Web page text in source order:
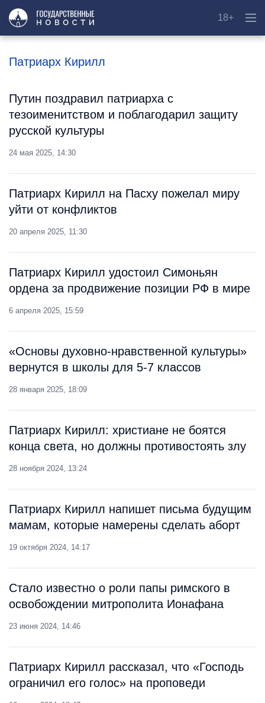
18+
Патриарх Кирилл
Путин поздравил патриарха с
тезоименитством и поблагодарил защиту
русской культуры
24 мая 2025, 14:30
Патриарх Кирилл на Пасху пожелал миру
уйти от конфликтов
20 апреля 2025, 11:30
Патриарх Кирилл удостоил Симоньян
ордена за продвижение позиции РФ в мире
6 апреля 2025, 15:59
«Основы духовно-нравственной культуры»
вернутся в школы для 5-7 классов
28 января 2025, 18:09
Патриарх Кирилл: христиане не боятся
конца света, но должны противостоять злу
28 ноября 2024, 13:24
Патриарх Кирилл напишет письма будущим
мамам, которые намерены сделать аборт
19 октября 2024, 14:17
Стало известно о роли папы римского в
освобождении митрополита Ионафана
23 июня 2024, 14:46
Патриарх Кирилл рассказал, что «Господь
ограничил его голос» на проповеди